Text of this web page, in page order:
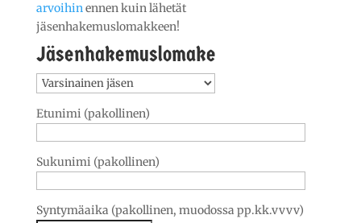
arvoihinennen kuin lähetät
jäsenhakemuslomakkeen!
Jäsenhakemuslomake
Etunimi (pakollinen)
Sukunimi (pakollinen)
Syntymäaika (pakollinen, muodossa pp.kk.vvvv)